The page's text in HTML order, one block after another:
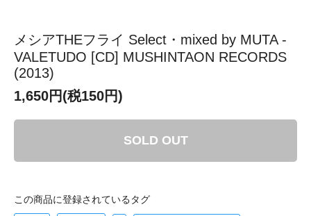
メシアTHEフライ Select・mixed by MUTA -
VALETUDO [CD] MUSHINTAON RECORDS
(2013)
1,650円(税150円)
SOLD OUT
この商品に登録されているタグ